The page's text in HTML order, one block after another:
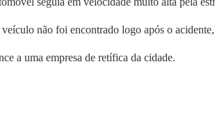
não foi encontrado logo após o
a uma empresa de retífica da cidade.